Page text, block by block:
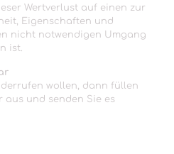
Wertverlust auf einen zur
Eigenschaften und
nicht notwendigen Umgang
ist.
wollen, dann füllen
aus und senden Sie es